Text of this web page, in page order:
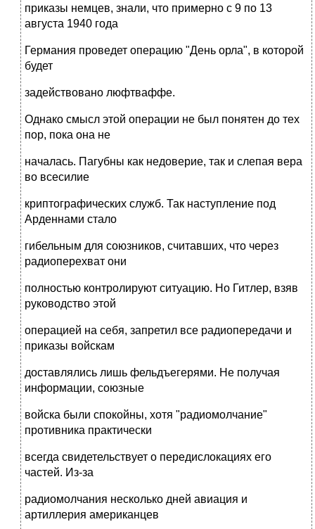
приказы немцев, знали, что примерно с 9 по 13
августа 1940 года
Германия проведет операцию "День орла", в которой
будет
задействовано люфтваффе.
Однако смысл этой операции не был понятен до тех
пор, пока она не
началась. Пагубны как недоверие, так и слепая вера
во всесилие
криптографических служб. Так наступление под
Арденнами стало
гибельным для союзников, считавших, что через
радиоперехват они
полностью контролируют ситуацию. Но Гитлер, взяв
руководство этой
операцией на себя, запретил все радиопередачи и
приказы войскам
доставлялись лишь фельдъегерями. Не получая
информации, союзные
войска были спокойны, хотя "радиомолчание"
противника практически
всегда свидетельствует о передислокациях его
частей. Из-за
радиомолчания несколько дней авиация и
артиллерия американцев